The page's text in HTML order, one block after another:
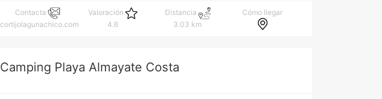
Contacta
cortijolagunachico.com
Valoración
4.6
Distancia
3.03 km
Cómo llegar
Camping Playa Almayate Costa